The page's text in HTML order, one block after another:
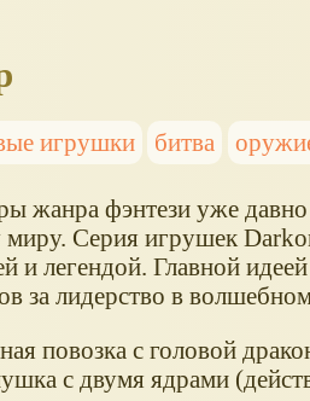
игрушки битва
жанра фэнтези уже давно
миру. Серия игрушек
и легендой. Главной идеей
за лидерство в
повозка с головой
с двумя ядрами